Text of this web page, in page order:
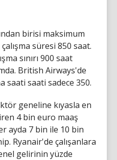
birisi maksimum
süresi 850 saat.
sınırı 900 saat
British Airways'de
saati saati sadece 350.
geneline kıyasla en
4 bin euro maaş
ayda 7 bin ile 10 bin
Ryanair'de çalışanlara
gelirinin yüzde